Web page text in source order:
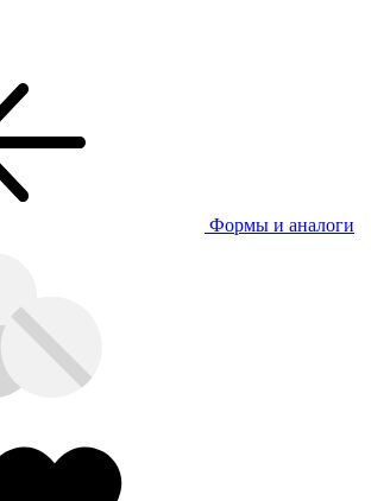
Формы и аналоги